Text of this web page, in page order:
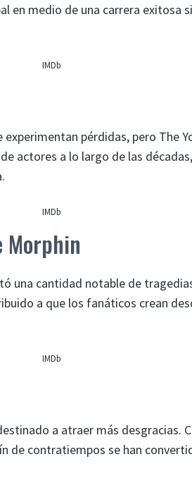
en medio de una carrera exitosa
IMDb
pérdidas, pero The
actores a lo largo de las
IMDb
Morphin
una cantidad notable de
a que los fanáticos crean
IMDb
a atraer más desgracias.
de contratiempos se han